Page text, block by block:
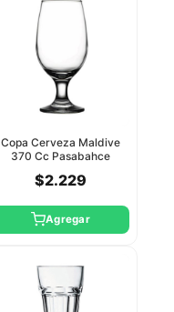
Copa Cerveza Maldive
370 Cc Pasabahce
$2.229
Agregar